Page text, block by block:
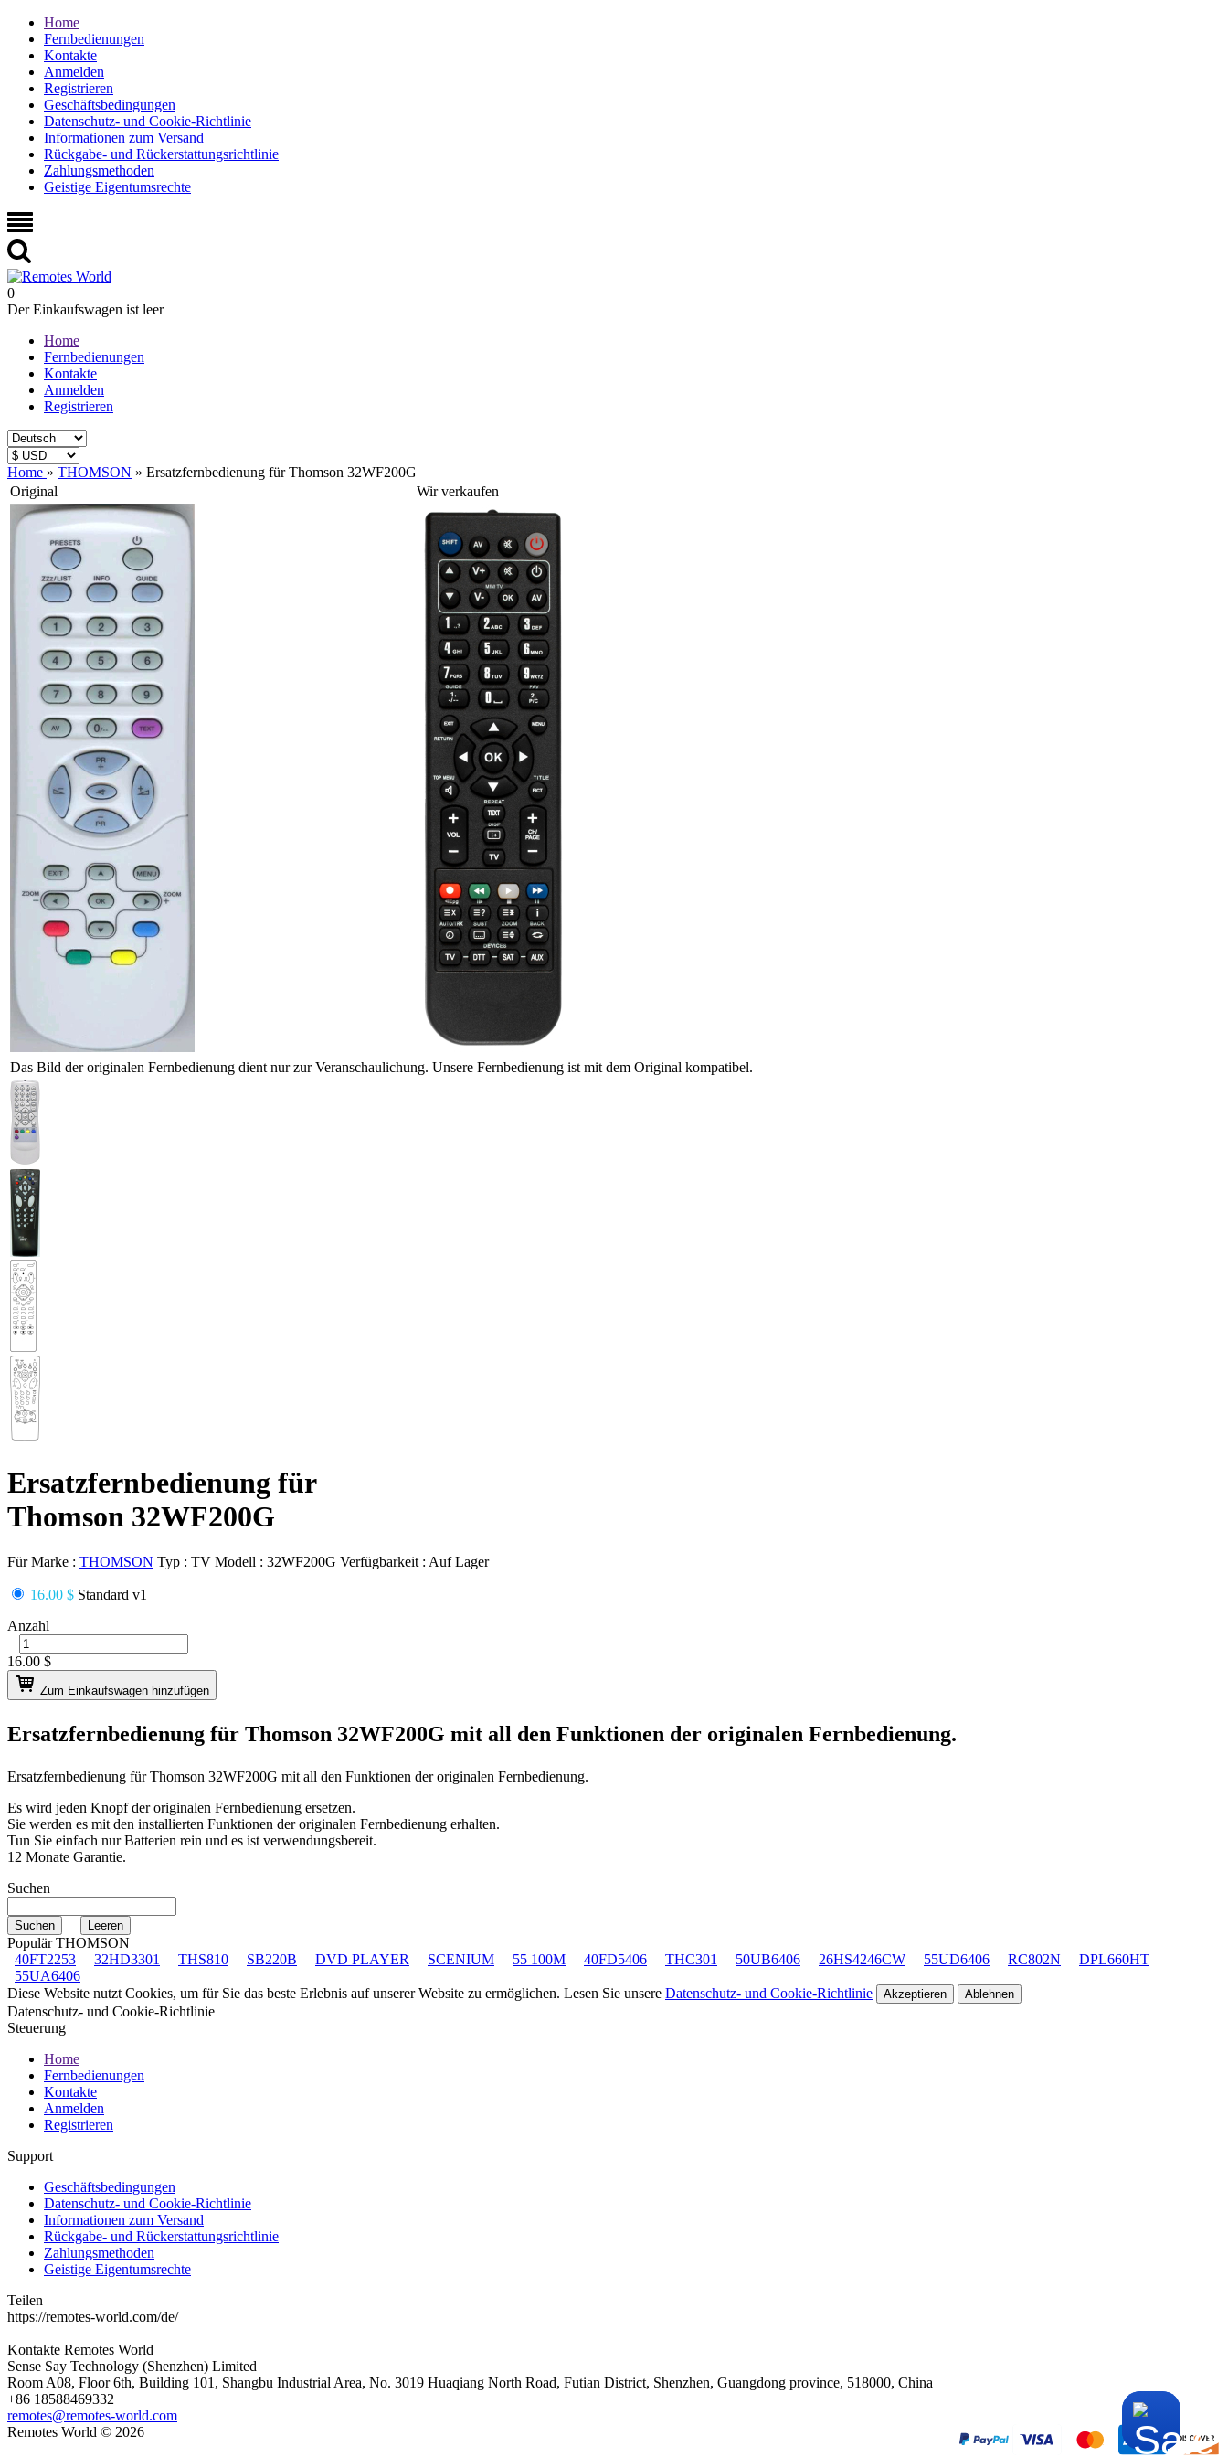
Home
Fernbedienungen
Kontakte
Anmelden
Registrieren
Geschäftsbedingungen
Datenschutz- und Cookie-Richtlinie
Informationen zum Versand
Rückgabe- und Rückerstattungsrichtlinie
Zahlungsmethoden
Geistige Eigentumsrechte
0
Der Einkaufswagen ist leer
Home
Fernbedienungen
Kontakte
Anmelden
Registrieren
Home » THOMSON » Ersatzfernbedienung für Thomson 32WF200G
Original
Wir verkaufen
Das Bild der originalen Fernbedienung dient nur zur Veranschaulichung. Unsere Fernbedienung ist mit dem Original kompatibel.
Ersatzfernbedienung für
Thomson 32WF200G
Für Marke : THOMSON Typ : TV Modell : 32WF200G Verfügbarkeit : Auf Lager
16.00 $ Standard v1
Anzahl
−
+
16.00 $
Zum Einkaufswagen hinzufügen
Ersatzfernbedienung für Thomson 32WF200G mit all den Funktionen der originalen Fernbedienung.
Ersatzfernbedienung fürThomson 32WF200G mit all den Funktionen der originalen Fernbedienung.
Es wird jeden Knopf der originalen Fernbedienung ersetzen.
Sie werden es mit den installierten Funktionen der originalen Fernbedienung erhalten.
Tun Sie einfach nur Batterien rein und es ist verwendungsbereit.
12 Monate Garantie.
Suchen
Populär THOMSON
40FT2253
32HD3301 THS810 SB220B DVD PLAYER SCENIUM 55 100M 40FD5406 THC301 50UB6406 26HS4246CW 55UD6406 RC802N
DPL660HT
55UA6406
Diese Website nutzt Cookies, um für Sie das beste Erlebnis auf unserer Website zu ermöglichen. Lesen Sie unsere Datenschutz- und Cookie-Richtlinie Akzeptieren Ablehnen
Datenschutz- und Cookie-Richtlinie
Steuerung
Home
Fernbedienungen
Kontakte
Anmelden
Registrieren
Support
Geschäftsbedingungen
Datenschutz- und Cookie-Richtlinie
Informationen zum Versand
Rückgabe- und Rückerstattungsrichtlinie
Zahlungsmethoden
Geistige Eigentumsrechte
Teilen
https://remotes-world.com/de/
Kontakte Remotes World
Sense Say Technology (Shenzhen) Limited
Room A08, Floor 6th, Building 101, Shangbu Industrial Area, No. 3019 Huaqiang North Road, Futian District, Shenzhen, Guangdong province, 518000, China
+86 18588469332
remotes@remotes-world.com
Remotes World © 2026